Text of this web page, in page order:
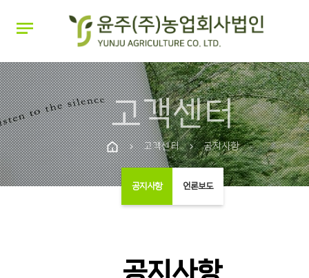
notes
고객센터
chevron_right 고객센터 chevron_right 공지사항
공지사항 언론보도
공지사항